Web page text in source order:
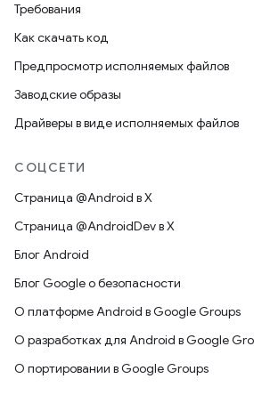
Требования
Как скачать код
Предпросмотр исполняемых файлов
Заводские образы
Драйверы в виде исполняемых файлов
СОЦСЕТИ
Страница @Android в X
Страница @AndroidDev в X
Блог Android
Блог Google о безопасности
О платформе Android в Google Groups
О разработках для Android в Google
О портировании в Google Groups